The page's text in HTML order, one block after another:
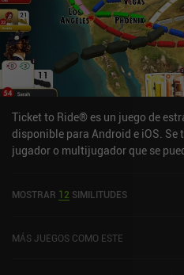
Ticket to Ride® es un juego de
disponible para Android e iOS. Se
jugador o multijugador que se
Google Play y de 4,6 sobre 5,0 en
MOSTRAR 12 SIMILITUDES
MÁS JUEGOS COMO ESTE